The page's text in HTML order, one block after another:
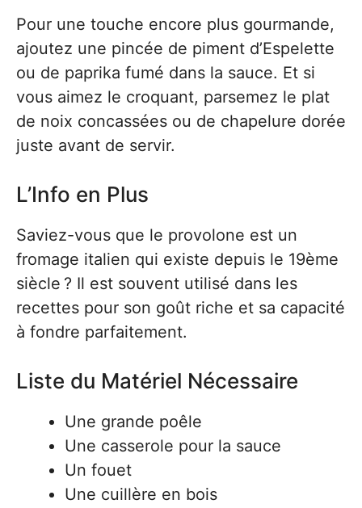
Pour une touche encore plus gourmande,
ajoutez une pincée de piment d’Espelette
ou de paprika fumé dans la sauce. Et si
vous aimez le croquant, parsemez le plat
de noix concassées ou de chapelure dorée
juste avant de servir.
L’Info en Plus
Saviez-vous que le provolone est un
fromage italien qui existe depuis le 19ème
siècle ? Il est souvent utilisé dans les
recettes pour son goût riche et sa capacité
à fondre parfaitement.
Liste du Matériel Nécessaire
Une grande poêle
Une casserole pour la sauce
Un fouet
Une cuillère en bois